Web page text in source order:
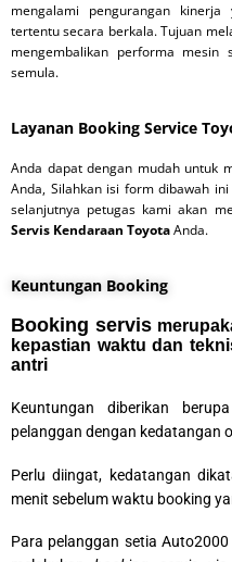
mengalami pengurangan
tertentu secara berkala. Tujuan
mengembalikan performa mesin
semula.
Layanan Booking Service
Anda dapat dengan mudah untuk
Anda, Silahkan isi form dibawah
selanjutnya petugas kami akan
Servis Kendaraan ToyotaAnda.
Keuntungan Booking
Booking servis
kepastian waktu dan
antri
Keuntungan diberikan
pelanggan dengan kedatangan
Perlu diingat, kedatangan
menit sebelum waktu booking
Para pelanggan setia